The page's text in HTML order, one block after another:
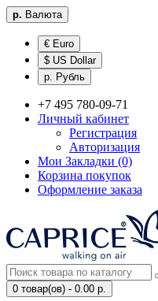
р. Валюта
€ Euro
$ US Dollar
р. Рубль
+7 495 780-09-71
Личный кабинет
Регистрация
Авторизация
Мои Закладки (0)
Корзина покупок
Оформление заказа
0 товар(ов) - 0.00 р.